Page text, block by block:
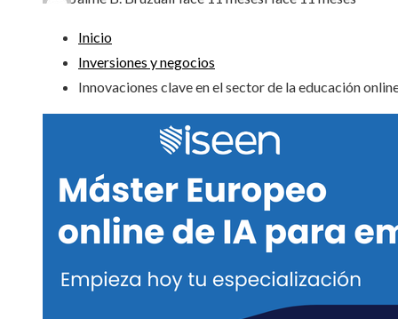
Inicio
Inversiones y negocios
Innovaciones clave en el sector de la educación